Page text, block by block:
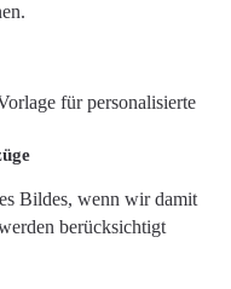
Bildes, wenn wir damit
berücksichtigt